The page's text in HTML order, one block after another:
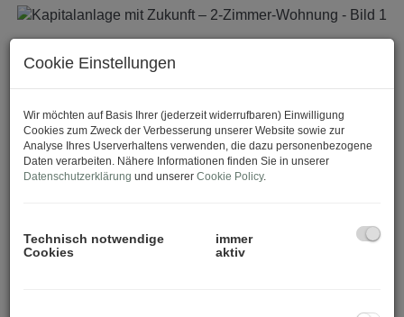
Cookie Einstellungen
Wir möchten auf Basis Ihrer (jederzeit widerrufbaren) Einwilligung
Cookies zum Zweck der Verbesserung unserer Website sowie zur
Analyse Ihres Userverhaltens verwenden, die dazu personenbezogene
Daten verarbeiten. Nähere Informationen finden Sie in unserer
Datenschutzerklärung und unserer Cookie Policy.
Technisch notwendige
Cookies
immer
aktiv